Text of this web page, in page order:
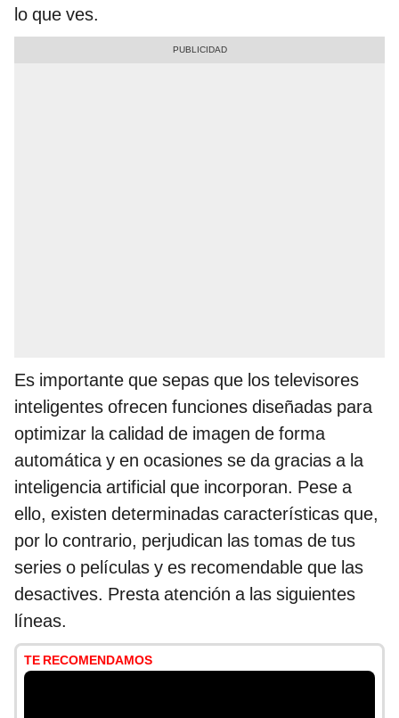
lo que ves.
Es importante que sepas que los televisores
inteligentes ofrecen funciones diseñadas para
optimizar la calidad de imagen de forma
automática y en ocasiones se da gracias a la
inteligencia artificial que incorporan. Pese a
ello, existen determinadas características que,
por lo contrario, perjudican las tomas de tus
series o películas y es recomendable que las
desactives. Presta atención a las siguientes
líneas.
TE RECOMENDAMOS